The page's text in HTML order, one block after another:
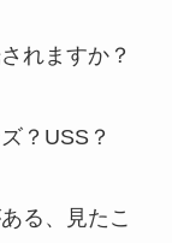
れますか？
？USS？
る、見たこ